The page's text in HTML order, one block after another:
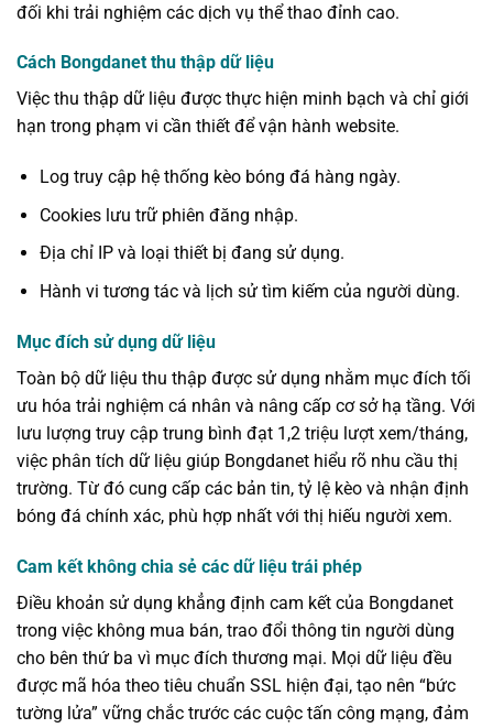
đối khi trải nghiệm các dịch vụ thể thao đỉnh cao.
Cách Bongdanet thu thập dữ liệu
Việc thu thập dữ liệu được thực hiện minh bạch và chỉ giới
hạn trong phạm vi cần thiết để vận hành website.
Log truy cập hệ thống kèo bóng đá hàng ngày.
Cookies lưu trữ phiên đăng nhập.
Địa chỉ IP và loại thiết bị đang sử dụng.
Hành vi tương tác và lịch sử tìm kiếm của người dùng.
Mục đích sử dụng dữ liệu
Toàn bộ dữ liệu thu thập được sử dụng nhằm mục đích tối
ưu hóa trải nghiệm cá nhân và nâng cấp cơ sở hạ tầng. Với
lưu lượng truy cập trung bình đạt 1,2 triệu lượt xem/tháng,
việc phân tích dữ liệu giúp Bongdanet hiểu rõ nhu cầu thị
trường. Từ đó cung cấp các bản tin, tỷ lệ kèo và nhận định
bóng đá chính xác, phù hợp nhất với thị hiếu người xem.
Cam kết không chia sẻ các dữ liệu trái phép
Điều khoản sử dụng khẳng định cam kết của Bongdanet
trong việc không mua bán, trao đổi thông tin người dùng
cho bên thứ ba vì mục đích thương mại. Mọi dữ liệu đều
được mã hóa theo tiêu chuẩn SSL hiện đại, tạo nên “bức
tường lửa” vững chắc trước các cuộc tấn công mạng, đảm